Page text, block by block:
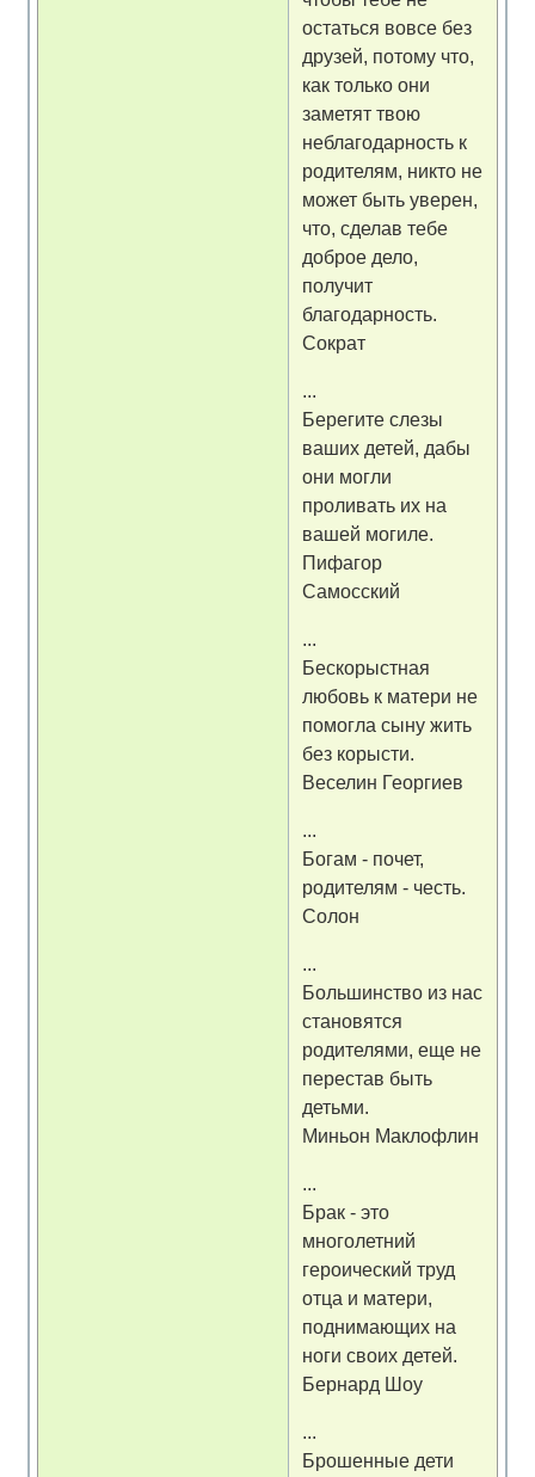
остаться вовсе без
друзей, потому что,
как только они
заметят твою
неблагодарность к
родителям, никто не
может быть уверен,
что, сделав тебе
доброе дело,
получит
благодарность.
Сократ
...
Берегите слезы
ваших детей, дабы
они могли
проливать их на
вашей могиле.
Пифагор
Самосский
...
Бескорыстная
любовь к матери не
помогла сыну жить
без корысти.
Веселин Георгиев
...
Богам - почет,
родителям - честь.
Солон
...
Большинство из нас
становятся
родителями, еще не
перестав быть
детьми.
Миньон Маклофлин
...
Брак - это
многолетний
героический труд
отца и матери,
поднимающих на
ноги своих детей.
Бернард Шоу
...
Брошенные дети